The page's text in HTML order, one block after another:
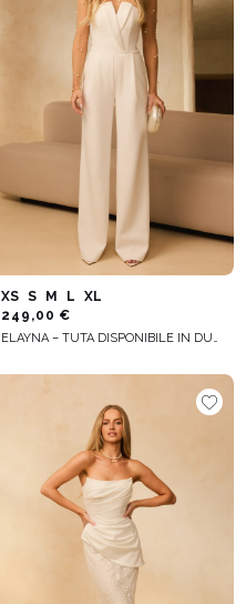
XS S M L
XL
249,00 €
ELAYNA – TUTA DISPONIBILE IN DUE VARIANTI IN BASE ALL’ALTEZZA